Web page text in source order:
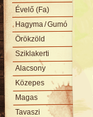
Évelő (Fa)
Hagyma/ Gumó
Örökzöld
Sziklakerti
Alacsony
Közepes
Magas
Tavaszi